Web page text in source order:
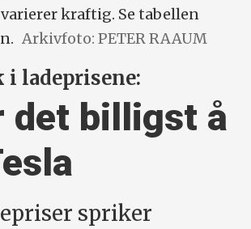
kraftig. Se tabellen
Arkivfoto: PETER RAAUM
i ladeprisene:
det billigst å
spriker